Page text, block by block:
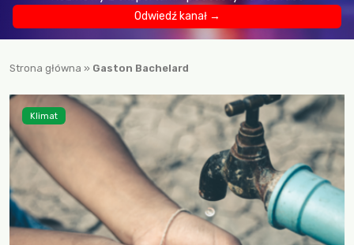
Odwiedź kanał →
Strona główna » Gaston Bachelard
Klimat